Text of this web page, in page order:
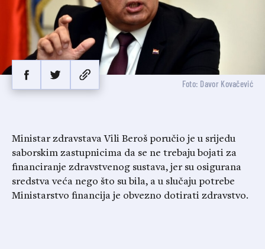
Foto: Davor Kovačević
Ministar zdravstava Vili Beroš poručio je u srijedu
saborskim zastupnicima da se ne trebaju bojati za
financiranje zdravstvenog sustava, jer su osigurana
sredstva veća nego što su bila, a u slučaju potrebe
Ministarstvo financija je obvezno dotirati zdravstvo.